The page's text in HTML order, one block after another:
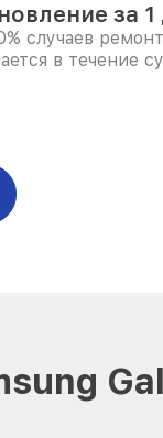
за 1
случаев ремонт
в течение